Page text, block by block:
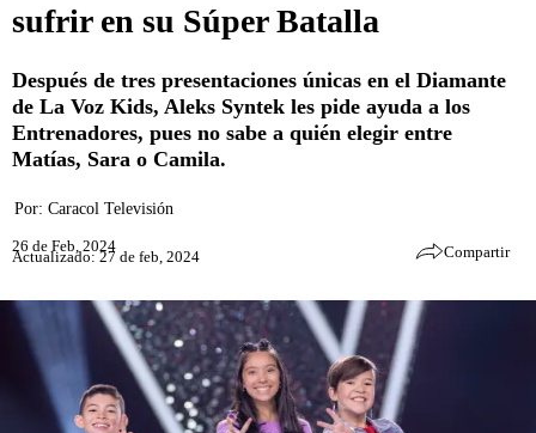
sufrir en su Súper Batalla
Después de tres presentaciones únicas en el Diamante
de La Voz Kids, Aleks Syntek les pide ayuda a los
Entrenadores, pues no sabe a quién elegir entre
Matías, Sara o Camila.
Por: Caracol Televisión
26 de Feb, 2024
Actualizado: 27 de feb, 2024 Compartir